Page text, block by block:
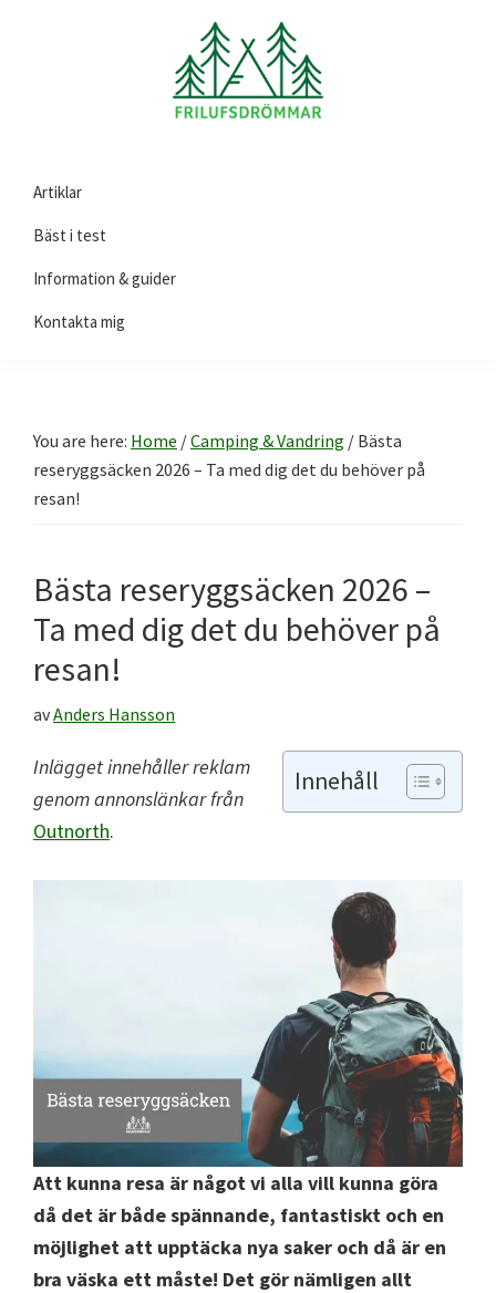
hittar
du
och
tips
ditt
friluftsliv!
Artiklar
Bäst i test
Information & guider
Kontakta mig
You are here: Home /Camping & Vandring / Bästa
reseryggsäcken 2026 – Ta med dig det du behöver på
resan!
Bästa reseryggsäcken 2026 –
Ta med dig det du behöver på
resan!
avAnders Hansson
Innehåll
Inlägget innehåller reklam
genom annonslänkar från
Outnorth.
Att kunna resa är något vi alla vill kunna göra
då det är både spännande, fantastiskt och en
möjlighet att upptäcka nya saker och då är en
bra väska ett måste! Det gör nämligen allt